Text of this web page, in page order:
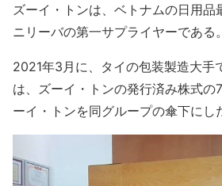
ズーイ・トンは、ベトナムの日用品
ニリーバの第一サプライヤーである。
2021年3月に、タイの包装製造大手
は、ズーイ・トンの発行済み株式の
ーイ・トンを同グループの傘下にし